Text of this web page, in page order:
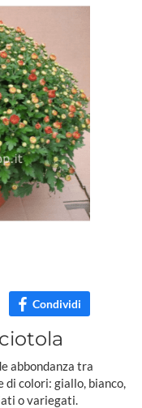
Condividi
abbondanza tra
di colori: giallo, bianco,
o variegati.